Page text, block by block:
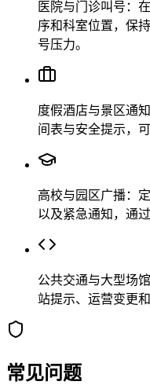
医院与门诊叫号：
序和科室位置，保
号压力。
度假酒店与景区通
间表与安全提示，
高校与园区广播：
以及紧急通知，通
公共交通与大型场
站提示、运营变更
常见问题